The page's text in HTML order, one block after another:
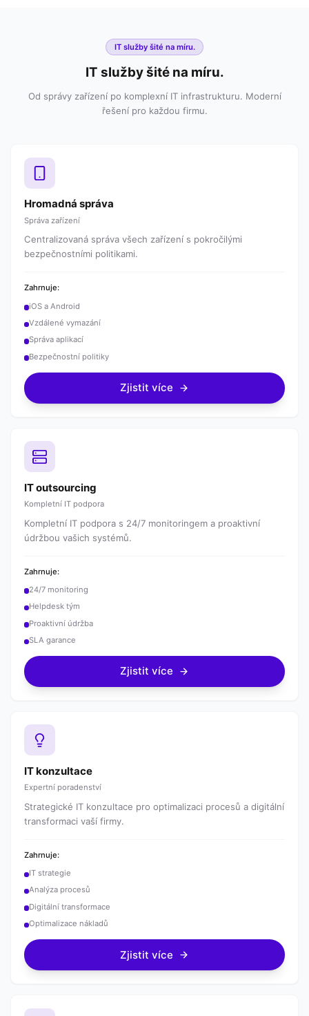
IT služby šité na míru.
IT služby šité na míru.
Od správy zařízení po komplexní IT infrastrukturu. Moderní
řešení pro každou firmu.
Hromadná správa
Správa zařízení
Centralizovaná správa všech zařízení s pokročilými
bezpečnostními politikami.
Zahrnuje:
iOS a Android
Vzdálené vymazání
Správa aplikací
Bezpečnostní politiky
Zjistit více
IT outsourcing
Kompletní IT podpora
Kompletní IT podpora s 24/7 monitoringem a proaktivní
údržbou vašich systémů.
Zahrnuje:
24/7 monitoring
Helpdesk tým
Proaktivní údržba
SLA garance
Zjistit více
IT konzultace
Expertní poradenství
Strategické IT konzultace pro optimalizaci procesů a digitální
transformaci vaší firmy.
Zahrnuje:
IT strategie
Analýza procesů
Digitální transformace
Optimalizace nákladů
Zjistit více